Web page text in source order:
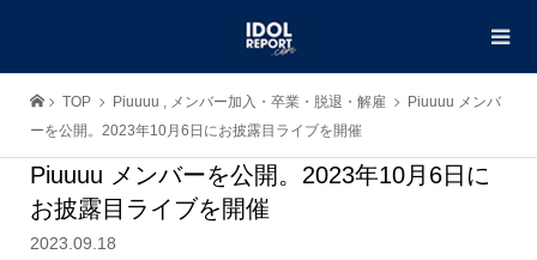
TOP Piuuuu , メンバー加入・卒業・脱退・解雇
Piuuuu メンバ
ーを公開。2023年10月6日にお披露目ライブを開催
Piuuuu メンバーを公開。2023年10月6日に
お披露目ライブを開催
2023.09.18